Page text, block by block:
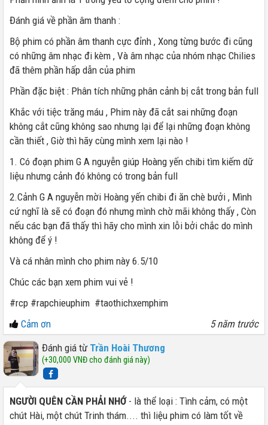
Đánh giá về phần âm thanh :
Bộ phim có phần âm thanh cực đỉnh , Xong từng bước đi cũng
có những âm nhạc đi kèm , Và âm nhạc của nhóm nhạc Chilies
đã thêm phần hấp dẫn của phim
Phần đặc biệt : Phân tích những phân cảnh bị cắt trong bản full
Khắc với tiệc trăng máu , Phim này đã cắt sai những đoạn
không cắt cũng không sao nhưng lại để lại những đoạn không
cần thiết , Giờ thì hãy cùng mình xem lại nào !
1. Có đoạn phim G A nguyễn giúp Hoàng yến chibi tìm kiếm dữ
liệu nhưng cảnh đó không có trong bản full
2.Cảnh G A nguyễn mời Hoàng yến chibi đi ăn chè bưởi , Mình
cứ nghĩ là sẽ có đoạn đó nhưng mình chờ mãi không thấy , Còn
nếu các bạn đã thấy thì hãy cho mình xin lỗi bởi chắc do mình
không để ý !
Và cá nhân mình cho phim này 6.5/10
Chúc các bạn xem phim vui vẻ !
#rcp #rapchieuphim #taothichxemphim
Cảm ơn
5 năm trước
Đánh giá từ Trần Hoài Thương
(+30,000 VNĐ cho đánh giá này)
NGƯỜI QUÊN CẦN PHẢI NHỚ- là thể loại : Tình cảm, có một
chút Hài, một chút Trinh thám.... thì liệu phim có làm tốt về